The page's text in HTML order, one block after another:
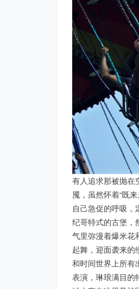
有人追求那被抛在
魇，虽然怀着“既
自己急促的呼吸
纪哥特式的古堡，
气里弥漫着爆米花
起舞，迎面袭来的
和时间世界上所有
表演，琳琅满目的